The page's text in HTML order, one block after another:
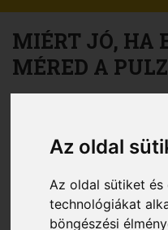
Az oldal
Az oldal sütiket
technológiákat
böngészési
MIÉRT JÓ, HA
MÉRED A